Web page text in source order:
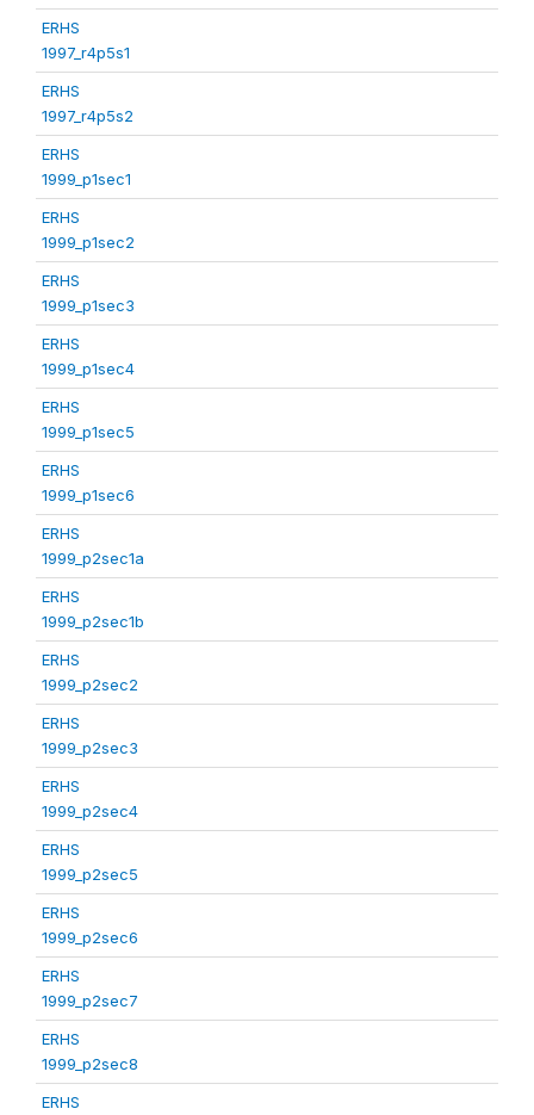
ERHS
1997_r4p5s1
ERHS
1997_r4p5s2
ERHS
1999_p1sec1
ERHS
1999_p1sec2
ERHS
1999_p1sec3
ERHS
1999_p1sec4
ERHS
1999_p1sec5
ERHS
1999_p1sec6
ERHS
1999_p2sec1a
ERHS
1999_p2sec1b
ERHS
1999_p2sec2
ERHS
1999_p2sec3
ERHS
1999_p2sec4
ERHS
1999_p2sec5
ERHS
1999_p2sec6
ERHS
1999_p2sec7
ERHS
1999_p2sec8
ERHS